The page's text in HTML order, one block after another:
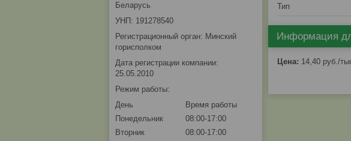
Тип
Информация
Цена: 14,40 руб./
Беларусь
УНП: 191278540
Регистрационный орган: Минский
горисполком
Дата регистрации компании:
25.05.2010
Режим работы:
День
Время работы
Понедельник
08:00-17:00
Вторник
08:00-17:00